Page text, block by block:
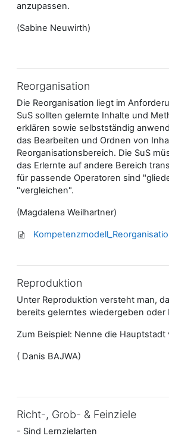
anzupassen.
(Sabine Neuwirth)
Reorganisation
Die Reorganisation liegt im
SuS sollten gelernte Inhalte und
erklären sowie selbstständig
das Bearbeiten und Ordnen von
Reorganisationsbereich. Die SuS
das Erlernte auf andere Bereich
für passende Operatoren sind
"vergleichen".
(Magdalena Weilhartner)
Reproduktion
Unter Reproduktion versteht man,
bereits gelerntes wiedergeben oder
Zum Beispiel: Nenne die Hauptstadt
( Danis BAJWA)
Richt-, Grob- & Feinziele
- Sind Lernzielarten